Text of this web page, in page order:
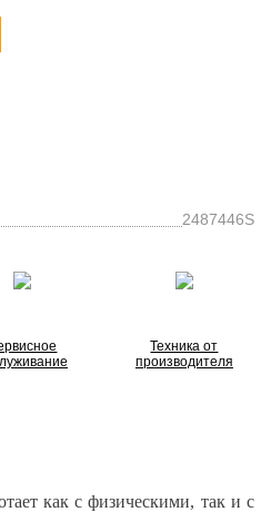
2487446S
Техника от
производителя
как с физическими, так и с